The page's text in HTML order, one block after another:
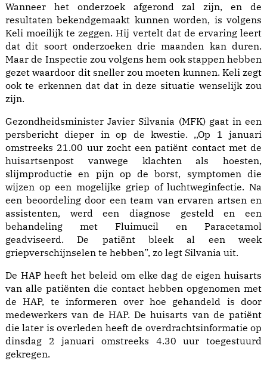
Wanneer het onderzoek afgerond zal zijn, en de
resultaten bekendgemaakt kunnen worden, is volgens
Keli moeilijk te zeggen. Hij vertelt dat de ervaring leert
dat dit soort onderzoeken drie maanden kan duren.
Maar de Inspectie zou volgens hem ook stappen hebben
gezet waardoor dit sneller zou moeten kunnen. Keli zegt
ook te erkennen dat dat in deze situatie wenselijk zou
zijn.
Gezondheidsminister Javier Silvania (MFK) gaat in een
persbericht dieper in op de kwestie. ,,Op 1 januari
omstreeks 21.00 uur zocht een patiënt contact met de
huisartsenpost vanwege klachten als hoesten,
slijmproductie en pijn op de borst, symptomen die
wijzen op een mogelijke griep of luchtweginfectie. Na
een beoordeling door een team van ervaren artsen en
assistenten, werd een diagnose gesteld en een
behandeling met Fluimucil en Paracetamol
geadviseerd. De patiënt bleek al een week
griepverschijnselen te hebben”, zo legt Silvania uit.
De HAP heeft het beleid om elke dag de eigen huisarts
van alle patiënten die contact hebben opgenomen met
de HAP, te informeren over hoe gehandeld is door
medewerkers van de HAP. De huisarts van de patiënt
die later is overleden heeft de overdrachtsinformatie op
dinsdag 2 januari omstreeks 4.30 uur toegestuurd
gekregen.